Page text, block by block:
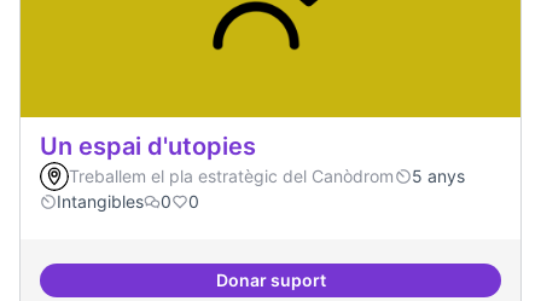
Un espai d'utopies
Treballem el pla estratègic del Canòdrom
5 anys
Intangibles
0 0
Donar suportUn espai d'utopies